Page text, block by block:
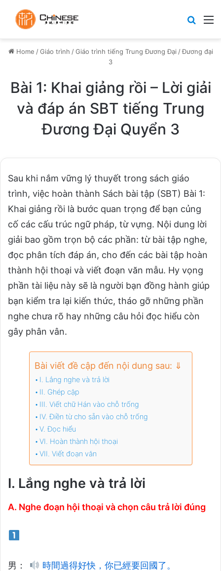
Home / Giáo trình / Giáo trình tiếng Trung Đương Đại /Đương đại
3
Bài 1: Khai giảng rồi – Lời giải
và đáp án SBT tiếng Trung
Đương Đại Quyển 3
Sau khi nắm vững lý thuyết trong sách giáo
trình, việc hoàn thành Sách bài tập (SBT) Bài 1:
Khai giảng rồi là bước quan trọng để bạn củng
cố các cấu trúc ngữ pháp, từ vựng. Nội dung lời
giải bao gồm trọn bộ các phần: từ bài tập nghe,
đọc phân tích đáp án, cho đến các bài tập hoàn
thành hội thoại và viết đoạn văn mẫu. Hy vọng
phần tài liệu này sẽ là người bạn đồng hành giúp
bạn kiểm tra lại kiến thức, tháo gỡ những phần
nghe chưa rõ hay những câu hỏi đọc hiểu còn
gây phân vân.
Bài viết đề cập đến nội dung sau: ⇓
I. Lắng nghe và trả lời
II. Ghép cặp
III. Viết chữ Hán vào chỗ trống
IV. Điền từ cho sẵn vào chỗ trống
V. Đọc hiểu
VI. Hoàn thành hội thoại
VII. Viết đoạn văn
I. Lắng nghe và trả lời
A. Nghe đoạn hội thoại và chọn câu trả lời đúng
男： 時間過得好快，你已經要回國了。